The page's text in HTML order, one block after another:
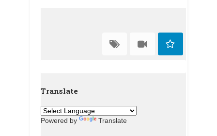
Translate
Powered by Translate